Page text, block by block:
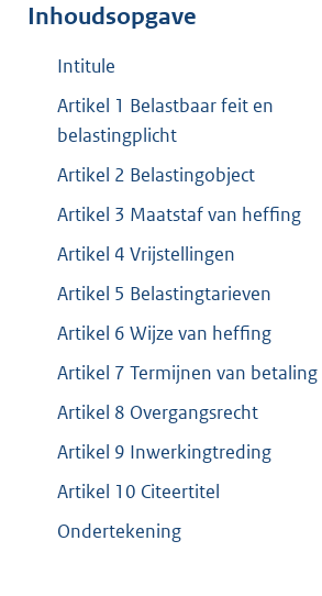
Inhoudsopgave
Intitule
Artikel 1 Belastbaar feit en
belastingplicht
Artikel 2 Belastingobject
Artikel 3 Maatstaf van heffing
Artikel 4 Vrijstellingen
Artikel 5 Belastingtarieven
Artikel 6 Wijze van heffing
Artikel 7 Termijnen van betaling
Artikel 8 Overgangsrecht
Artikel 9 Inwerkingtreding
Artikel 10 Citeertitel
Ondertekening